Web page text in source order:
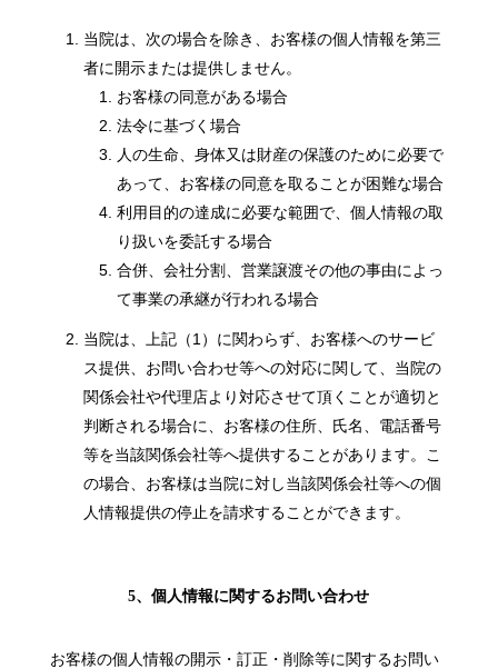
当院は、次の場合を除き、お客様の個人情報を第三
者に開示または提供しません。
お客様の同意がある場合
法令に基づく場合
人の生命、身体又は財産の保護のために必要で
あって、お客様の同意を取ることが困難な場合
利用目的の達成に必要な範囲で、個人情報の取
り扱いを委託する場合
合併、会社分割、営業譲渡その他の事由によっ
て事業の承継が行われる場合
当院は、上記（1）に関わらず、お客様へのサービ
ス提供、お問い合わせ等への対応に関して、当院の
関係会社や代理店より対応させて頂くことが適切と
判断される場合に、お客様の住所、氏名、電話番号
等を当該関係会社等へ提供することがあります。こ
の場合、お客様は当院に対し当該関係会社等への個
人情報提供の停止を請求することができます。
5、個人情報に関するお問い合わせ
お客様の個人情報の開示・訂正・削除等に関するお問い